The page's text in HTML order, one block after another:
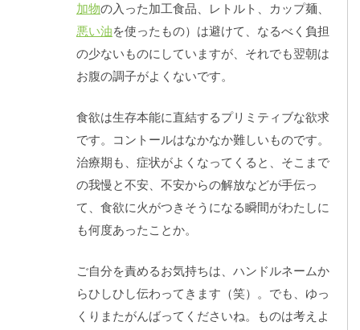
加物の入った加工食品、レトルト、カップ麺、
悪い油を使ったもの）は避けて、なるべく負担
の少ないものにしていますが、それでも翌朝は
お腹の調子がよくないです。
食欲は生存本能に直結するプリミティブな欲求
です。コントールはなかなか難しいものです。
治療期も、症状がよくなってくると、そこまで
の我慢と不安、不安からの解放などが手伝っ
て、食欲に火がつきそうになる瞬間がわたしに
も何度あったことか。
ご自分を責めるお気持ちは、ハンドルネームか
らひしひし伝わってきます（笑）。でも、ゆっ
くりまたがんばってくださいね。ものは考えよ